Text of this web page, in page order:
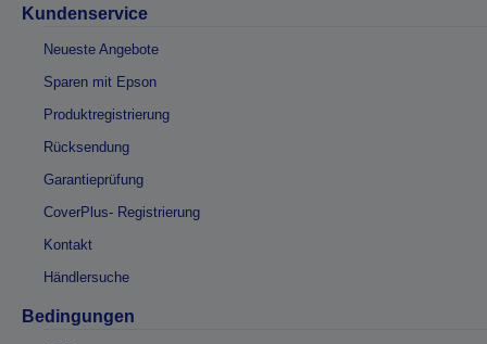
Kundenservice
Neueste Angebote
Sparen mit Epson
Produktregistrierung
Rücksendung
Garantieprüfung
CoverPlus- Registrierung
Kontakt
Händlersuche
Bedingungen